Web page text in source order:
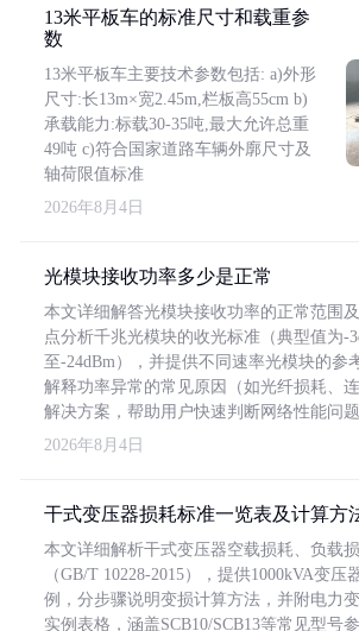
13米平板车的标准尺寸和载重参
数
13米平板车主要技术参数包括: a)外形
尺寸:长13m×宽2.45m,栏板高55cm b)
承载能力:标载30-35吨,最大允许总重
49吨 c)符合国家道路车辆外廓尺寸及
轴荷限值标准
2026年8月4日
光模块接收功率多少是正常
本文详细解答光模块接收功率的正常范围
点分析千兆光模块的收光标准（典型值为-
至-24dBm），并提供不同速率光模块的参
解释功率异常的常见原因（如光纤损耗、
解决方案，帮助用户快速判断网络性能问题
2026年8月4日
干式变压器损耗标准一览表及计算方
本文详细解析干式变压器空载损耗、负载
（GB/T 10228-2015），提供1000kVA变压
例，分步骤说明变损计算方法，并附电力
实例表格，涵盖SCB10/SCB13等常见型号